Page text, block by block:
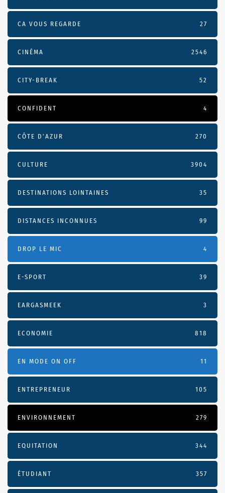
CA VOUS REGARDE 27
CINÉMA 2546
CITY-BREAK 52
CONFIDENT 4
CÔTE D’AZUR 270
CULTURE 3904
DESTINATIONS LOINTAINES 35
DISTANCES INCONNUES 99
DROP LE MIC 4
E-SPORT 39
EARGASMEEK 3
ECONOMIE 818
EN MODE ON OFF 11
ENTREPRENEUR 105
ENVIRONNEMENT 279
EQUITATION 344
ÉTUDIANT 357